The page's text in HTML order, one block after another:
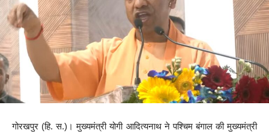
गोरखपुर (हि. स.)। मुख्यमंत्री योगी आदित्यनाथ ने पश्चिम बंगाल की मुख्यमंत्री